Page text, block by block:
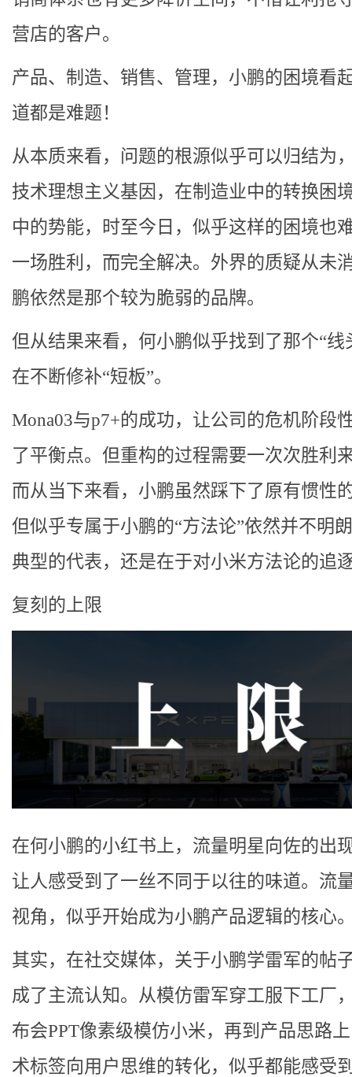
营店的客户。
产品、制造、销售、管理，小鹏的困境看
道都是难题！
从本质来看，问题的根源似乎可以归结为
技术理想主义基因，在制造业中的转换困
中的势能，时至今日，似乎这样的困境也
一场胜利，而完全解决。外界的质疑从未
鹏依然是那个较为脆弱的品牌。
但从结果来看，何小鹏似乎找到了那个“线
在不断修补“短板”。
Mona03与p7+的成功，让公司的危机阶段
了平衡点。但重构的过程需要一次次胜利
而从当下来看，小鹏虽然踩下了原有惯性
但似乎专属于小鹏的“方法论”依然并不明
典型的代表，还是在于对小米方法论的追
复刻的上限
在何小鹏的小红书上，流量明星向佐的出
让人感受到了一丝不同于以往的味道。流
视角，似乎开始成为小鹏产品逻辑的核心
其实，在社交媒体，关于小鹏学雷军的帖
成了主流认知。从模仿雷军穿工服下工厂
布会PPT像素级模仿小米，再到产品思路
术标签向用户思维的转化，似乎都能感受